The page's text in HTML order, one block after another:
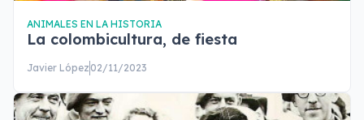
ANIMALES EN LA HISTORIA
La colombicultura, de fiesta
Javier López 02/11/2023